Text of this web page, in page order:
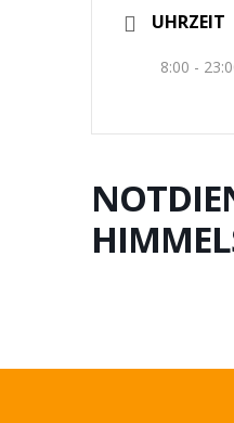
UHRZEIT
8:00 -